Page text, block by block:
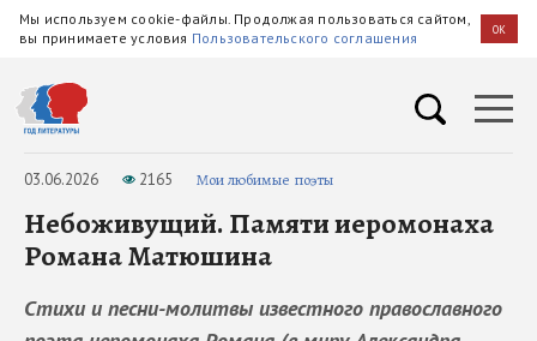
Мы используем cookie-файлы. Продолжая пользоваться сайтом,
вы принимаете условия Пользовательского соглашения OK
03.06.2026 2165 Мои любимые поэты
Небоживущий. Памяти иеромонаха
Романа Матюшина
Стихи и песни-молитвы известного православного